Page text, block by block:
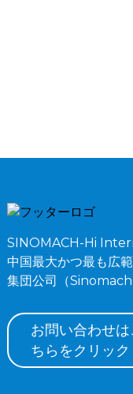
SINOMACH-Hi
中国最大かつ最も広
集団公司（Sinomach
お問い合わせは
ちらをクリック